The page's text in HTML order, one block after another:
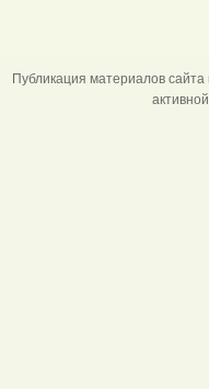
Публикация материалов